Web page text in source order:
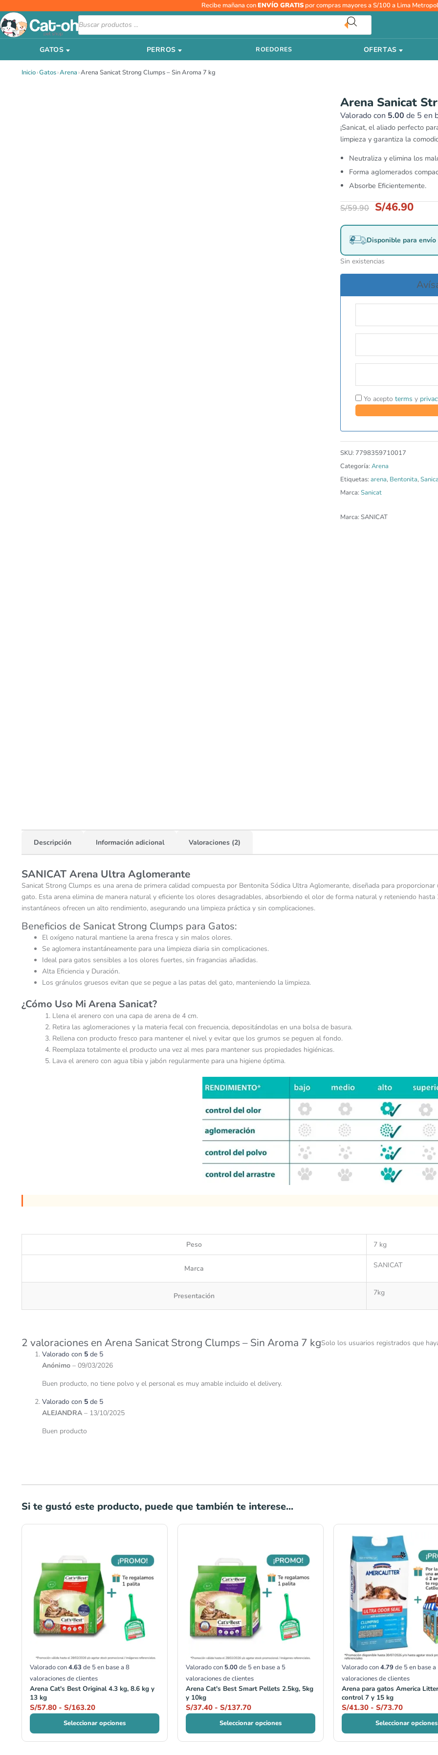
al
contenido
Recibe mañana conENVÍO GRATIS por compras mayores a S/100 a Lima
Búsqueda
de
productos
GATOS
PERROS ROEDORES OFERTAS
Inicio›Gatos›Arena ›Arena Sanicat Strong Clumps – Sin Aroma 7 kg
Arena Sanicat
Valorado con 5.00 de 5 en
¡Sanicat, el aliado perfecto
limpieza y garantiza la
Neutraliza y elimina los
Forma aglomerados
Absorbe Eficientemente.
S/59.90
El
precio
era:
S/59.90.
S/46.90
El
es:
Disponible para
Sin existencias
Yo acepto terms y
SKU: 7798359710017
Categoría: Arena
Etiquetas: arena, Bentonita,
Marca: Sanicat
Marca: SANICAT
Descripción Información adicional Valoraciones (2)
SANICAT Arena Ultra Aglomerante
Sanicat Strong Clumps es una arena de primera calidad compuesta por Bentonita Sódica Ultra Aglomerante, diseñada para
gato. Esta arena elimina de manera natural y eficiente los olores desagradables, absorbiendo el olor de forma natural y reteniendo
instantáneos ofrecen un alto rendimiento, asegurando una limpieza práctica y sin complicaciones.
Beneficios de Sanicat Strong Clumps para Gatos:
El oxígeno natural mantiene la arena fresca y sin malos olores.
Se aglomera instantáneamente para una limpieza diaria sin complicaciones.
Ideal para gatos sensibles a los olores fuertes, sin fragancias añadidas.
Alta Eficiencia y Duración.
Los gránulos gruesos evitan que se pegue a las patas del gato, manteniendo la limpieza.
¿Cómo Uso Mi Arena Sanicat?
Llena el arenero con una capa de arena de 4 cm.
Retira las aglomeraciones y la materia fecal con frecuencia, depositándolas en una bolsa de basura.
Rellena con producto fresco para mantener el nivel y evitar que los grumos se peguen al fondo.
Reemplaza totalmente el producto una vez al mes para mantener sus propiedades higiénicas.
Lava el arenero con agua tibia y jabón regularmente para una higiene óptima.
Peso 7 kg
Marca SANICAT
Presentación 7kg
2 valoraciones en Arena Sanicat Strong Clumps – Sin Aroma 7 kg
Valorado con 5 de 5
Anónimo – 09/03/2026
Buen producto, no tiene polvo y el personal es muy amable incluido el delivery.
Valorado con 5 de 5
ALEJANDRA – 13/10/2025
Buen producto
Solo los usuarios registrados que
Si te gustó este producto, puede que también te interese...
Valorado con4.63 de 5 en base a 8
valoraciones de clientes
Arena Cat's Best Original 4.3 kg, 8.6 kg y
13 kg
S/57.80 - S/163.20
desde
S/57.80
hasta
S/163.20
Seleccionar opciones
Valorado con 5.00de 5 en base a 5
valoraciones de clientes
Arena Cat's Best Smart Pellets 2.5kg, 5kg
y 10kg
S/37.40 - S/137.70
precios:
desde
S/37.40
hasta
S/137.70
Seleccionar opciones
Valorado con4.79 de 5 en base a
valoraciones de clientes
Arena para gatos America
control 7 y 15 kg
S/41.30 - S/73.70
de
precios:
desde
S/41.30
S/73.70
Seleccionar opciones